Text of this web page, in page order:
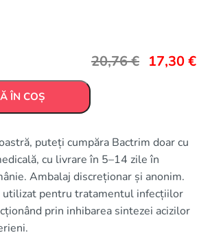
20,76€ 17,30€
ÎN COȘ
puteți cumpăra Bactrim doar cu
cu livrare în 5–14 zile în
Ambalaj discreționar și anonim.
utilizat pentru tratamentul infecțiilor
prin inhibarea sintezei acizilor